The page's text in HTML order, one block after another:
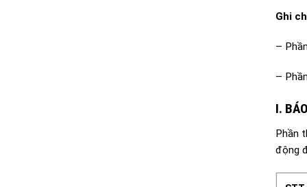
Ghi
–
–
I.
Phần
động